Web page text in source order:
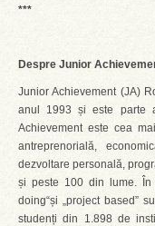
***
Despre Junior
Junior Achievement (JA)
anul 1993 și este parte
Achievement este cea
antreprenorială,
dezvoltare personală,
și peste 100 din lume. În
doing“și „project based”
studenți din 1.898 de